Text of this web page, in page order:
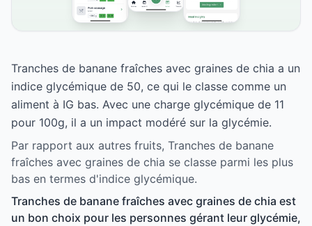
Tranches de banane fraîches avec graines de chia a un
indice glycémique de 50, ce qui le classe comme un
aliment à IG bas. Avec une charge glycémique de 11
pour 100g, il a un impact modéré sur la glycémie.
Par rapport aux autres fruits, Tranches de banane
fraîches avec graines de chia se classe parmi les plus
bas en termes d'indice glycémique.
Tranches de banane fraîches avec graines de chia est
un bon choix pour les personnes gérant leur glycémie,